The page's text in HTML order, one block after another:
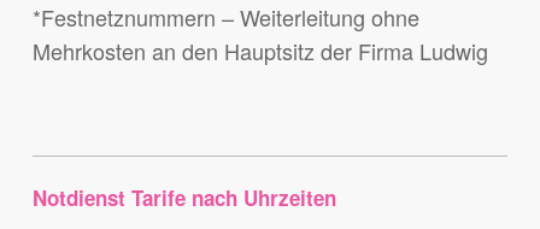
*Festnetznummern – Weiterleitung ohne
Mehrkosten an den Hauptsitz der Firma Ludwig
Notdienst Tarife nach Uhrzeiten